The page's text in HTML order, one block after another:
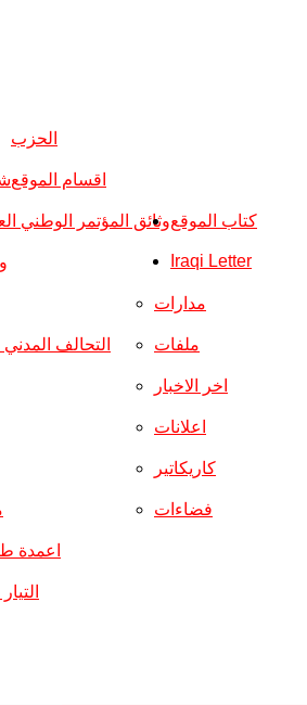
الحزب
وثائق المؤتمر الوطني
اقسام الموقع
التحالف
مدارات
ملفات
اخر الاخبار
اعلانات
كاريكاتير
فضاءات
اعمدة
كتاب الموقع
Iraqi Letter